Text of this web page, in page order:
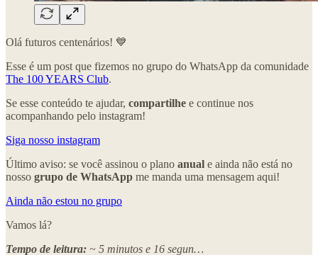
Olá futuros centenários! 💙
Esse é um post que fizemos no grupo do WhatsApp da comunidade
The 100 YEARS Club.
Se esse conteúdo te ajudar, compartilhe e continue nos
acompanhando pelo instagram!
Siga nosso instagram
Último aviso: se você assinou o plano anual e ainda não está no
nosso grupo de WhatsApp me manda uma mensagem aqui!
Ainda não estou no grupo
Vamos lá?
Tempo de leitura: ~ 5 minutos e 16 segun…